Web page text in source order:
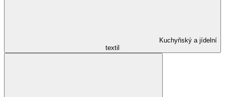
Kuchyňský a jídelní
textil